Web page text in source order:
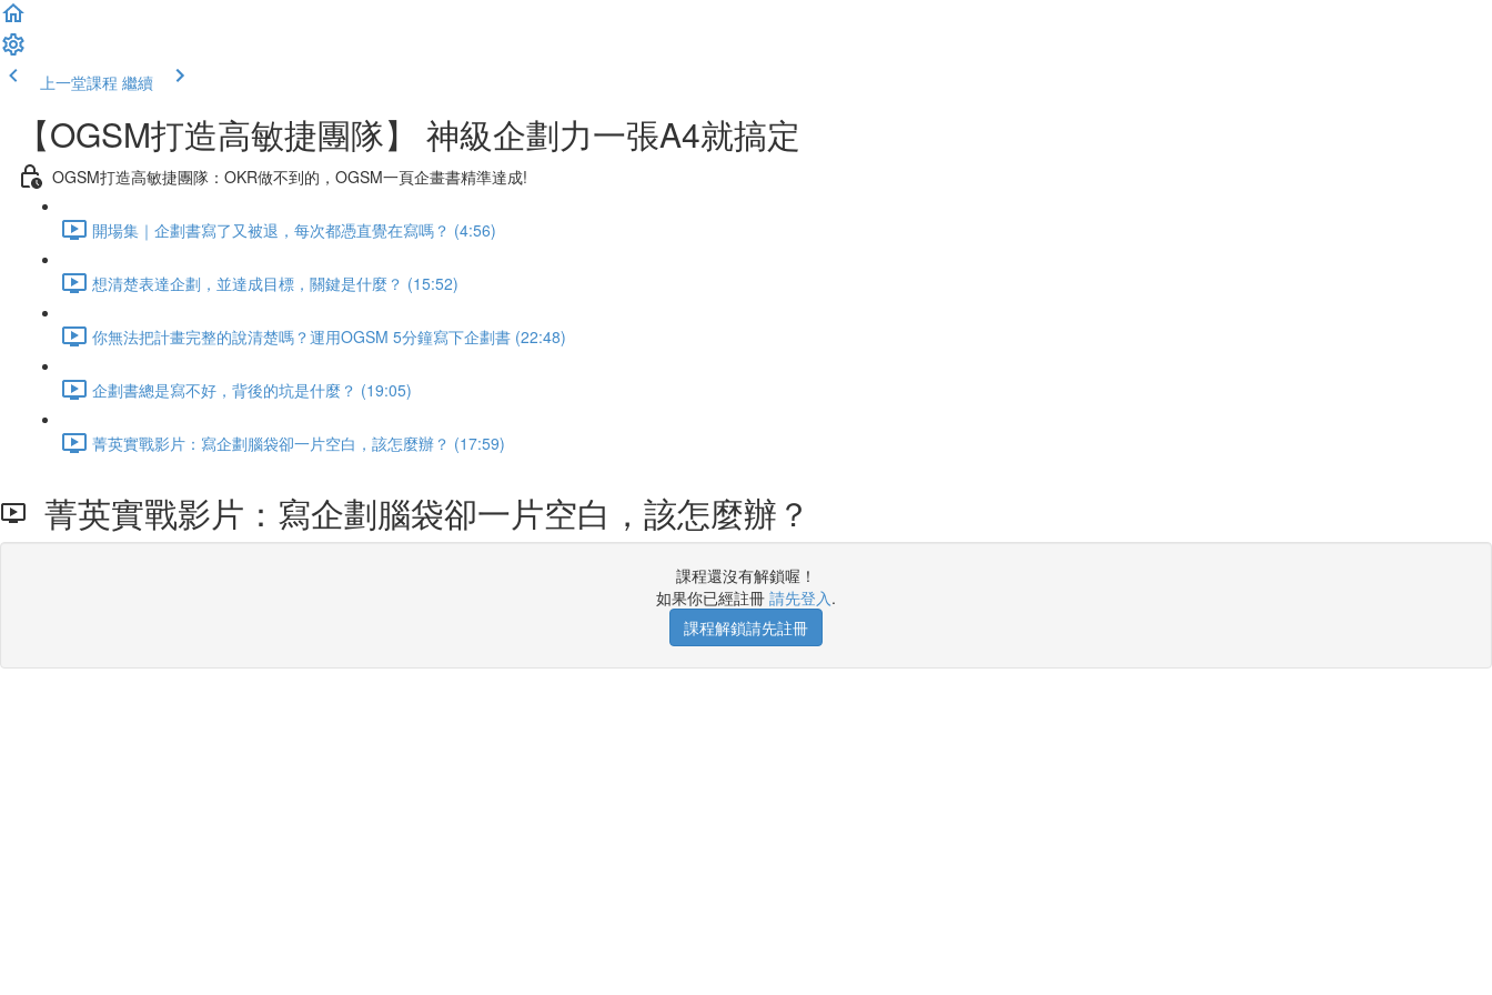
上一堂課程 繼續
【OGSM打造高敏捷團隊】 神級企劃力一張A4就搞定
OGSM打造高敏捷團隊：OKR做不到的，OGSM一頁企畫書精準達成!
開場集｜企劃書寫了又被退，每次都憑直覺在寫嗎？ (4:56)
想清楚表達企劃，並達成目標，關鍵是什麼？ (15:52)
你無法把計畫完整的說清楚嗎？運用OGSM 5分鐘寫下企劃書 (22:48)
企劃書總是寫不好，背後的坑是什麼？ (19:05)
菁英實戰影片：寫企劃腦袋卻一片空白，該怎麼辦？ (17:59)
菁英實戰影片：寫企劃腦袋卻一片空白，該怎麼辦？
課程還沒有解鎖喔！
如果你已經註冊 請先登入.
課程解鎖請先註冊